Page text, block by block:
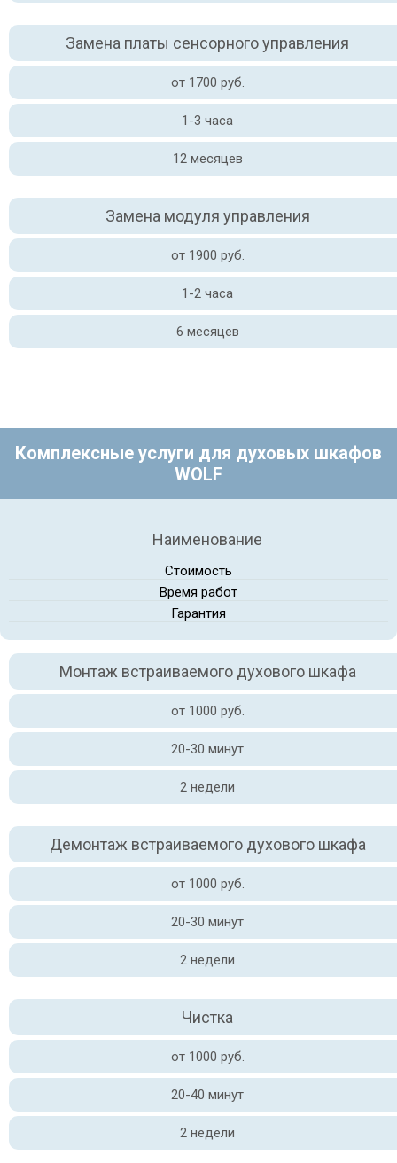
Замена платы сенсорного управления
от 1700 руб.
1-3 часа
12 месяцев
Замена модуля управления
от 1900 руб.
1-2 часа
6 месяцев
Комплексные услуги для духовых шкафов
WOLF
Наименование
Стоимость
Время работ
Гарантия
Монтаж встраиваемого духового шкафа
от 1000 руб.
20-30 минут
2 недели
Демонтаж встраиваемого духового шкафа
от 1000 руб.
20-30 минут
2 недели
Чистка
от 1000 руб.
20-40 минут
2 недели